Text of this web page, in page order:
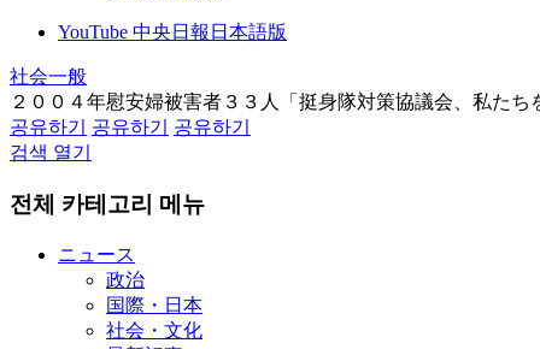
YouTube 中央日報日本語版
社会一般
２００４年慰安婦被害者３３人「挺身隊対策協議会、私たち
공유하기
공유하기
공유하기
검색 열기
전체 카테고리 메뉴
ニュース
政治
国際・日本
社会・文化